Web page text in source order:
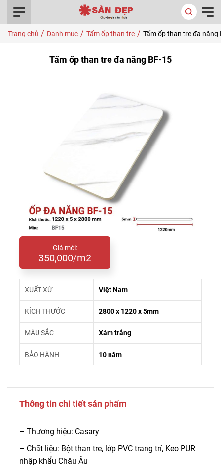
Trang chủ / Danh mục / Tấm ốp than tre / Tấm ốp than tre đa năng
Tấm ốp than tre đa năng BF-15
Giá mới:
350,000/m2
XUẤT XỨ Việt Nam
KÍCH THƯỚC 2800 x 1220 x 5mm
MÀU SẮC Xám trắng
BẢO HÀNH 10 năm
Thông tin chi tiết sản phẩm
– Thương hiệu: Casary
– Chất liệu: Bột than tre, lớp PVC trang trí, Keo PUR
nhập khẩu Châu Âu